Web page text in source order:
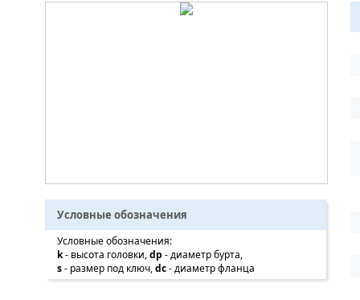
Условные обозначения
Условные обозначения:
k- высота головки,dp - диаметр бурта,
s- размер под ключ,dc- диаметр фланца